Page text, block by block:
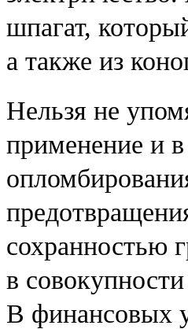
шпагат,
а также из
Нельзя не
применение и
сохранностью
в
В финансовых